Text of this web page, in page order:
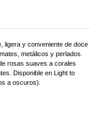
ligera y conveniente de doce
metálicos y perlados.
rosas suaves a corales
Disponible en Light to
a oscuros).